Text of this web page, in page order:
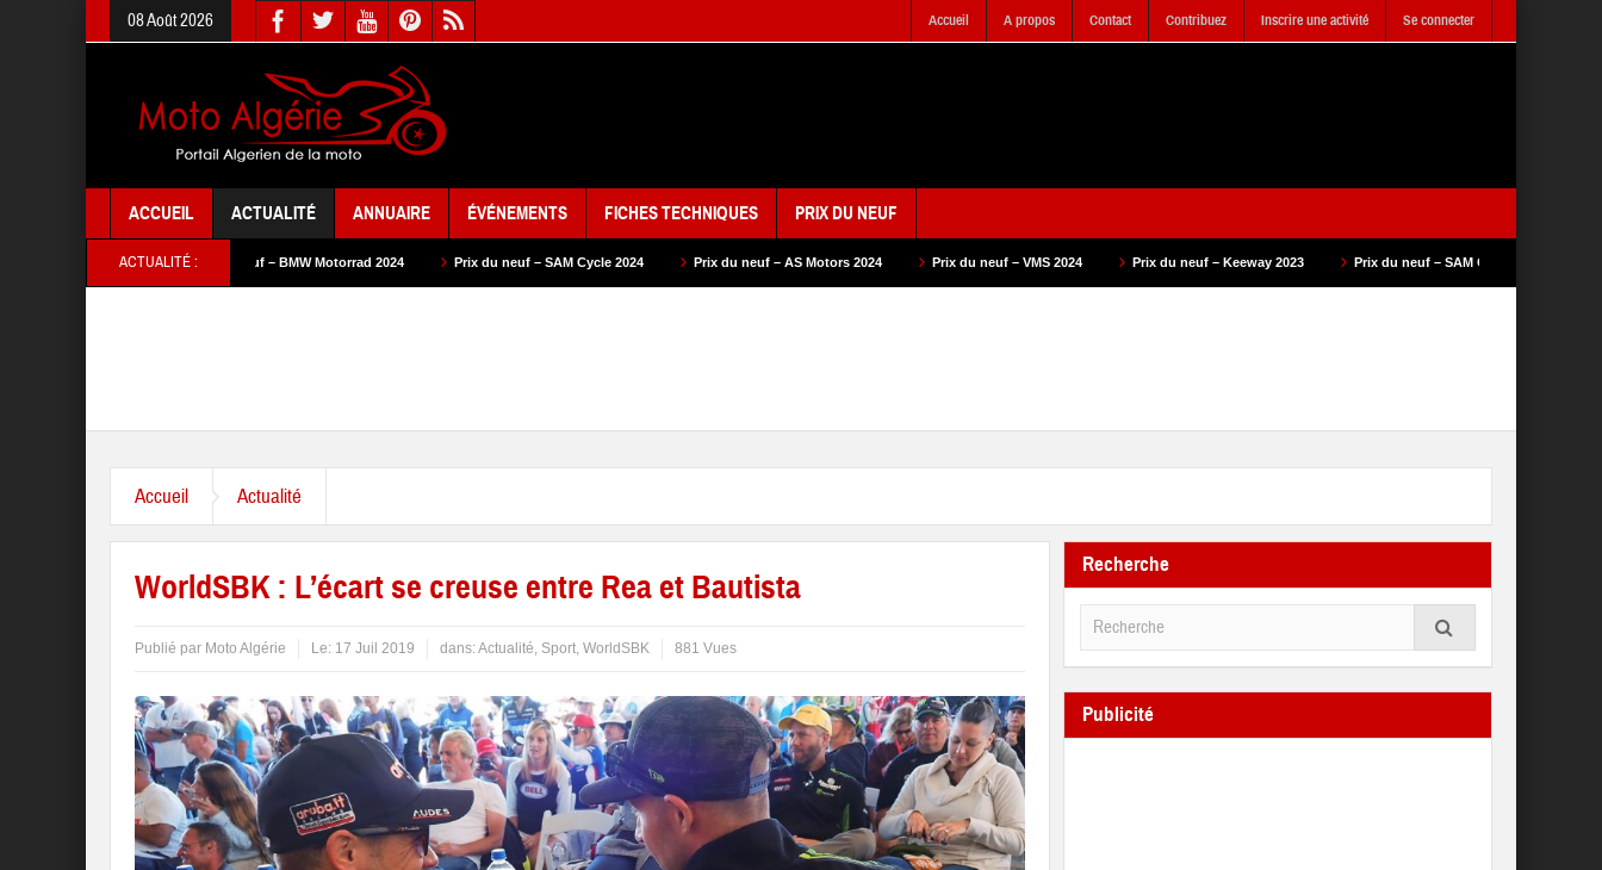
08 Août 2026 Accueil A propos Contact Contribuez Inscrire une activité Se connecter
ACCUEIL ACTUALITÉ ANNUAIRE ÉVÉNEMENTS FICHES TECHNIQUES PRIX DU NEUF
ACTUALITÉ :
Prix du neuf – BMW Motorrad 2024 Prix du neuf – SAM Cycle 2024 Prix du neuf – AS Motors 2024 Prix du neuf – VMS 2024 Prix du neuf – Keeway 2023 Prix du neuf – SAM Cycle 2023
Accueil Actualité
WorldSBK : L’écart se creuse entre Rea et Bautista
Publié par Moto Algérie Le: 17 Juil 2019 dans:Actualité, Sport, WorldSBK 881 Vues
Recherche
Publicité